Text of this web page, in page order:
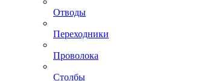
Отводы
Переходники
Проволока
Столбы